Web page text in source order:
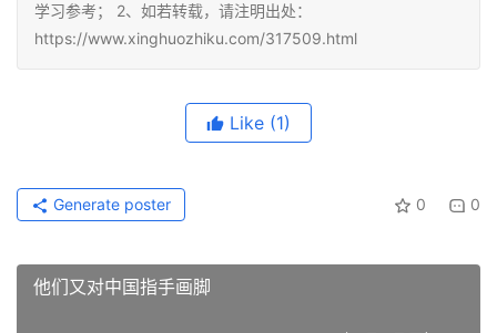
学习参考； 2、如若转载，请注明出处：
https://www.xinghuozhiku.com/317509.html
Like (1)
0 0
Generate poster
他们又对中国指手画脚